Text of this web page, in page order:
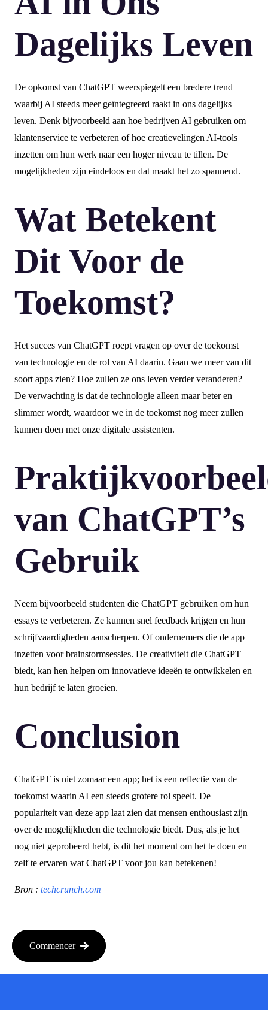
Dagelijks Leven
De opkomst van ChatGPT weerspiegelt een bredere trend
waarbij AI steeds meer geïntegreerd raakt in ons dagelijks
leven. Denk bijvoorbeeld aan hoe bedrijven AI gebruiken om
klantenservice te verbeteren of hoe creatievelingen AI-tools
inzetten om hun werk naar een hoger niveau te tillen. De
mogelijkheden zijn eindeloos en dat maakt het zo spannend.
Wat Betekent
Dit Voor de
Toekomst?
Het succes van ChatGPT roept vragen op over de toekomst
van technologie en de rol van AI daarin. Gaan we meer van dit
soort apps zien? Hoe zullen ze ons leven verder veranderen?
De verwachting is dat de technologie alleen maar beter en
slimmer wordt, waardoor we in de toekomst nog meer zullen
kunnen doen met onze digitale assistenten.
van ChatGPT’s
Gebruik
Neem bijvoorbeeld studenten die ChatGPT gebruiken om hun
essays te verbeteren. Ze kunnen snel feedback krijgen en hun
schrijfvaardigheden aanscherpen. Of ondernemers die de app
inzetten voor brainstormsessies. De creativiteit die ChatGPT
biedt, kan hen helpen om innovatieve ideeën te ontwikkelen en
hun bedrijf te laten groeien.
Conclusion
ChatGPT is niet zomaar een app; het is een reflectie van de
toekomst waarin AI een steeds grotere rol speelt. De
populariteit van deze app laat zien dat mensen enthousiast zijn
over de mogelijkheden die technologie biedt. Dus, als je het
nog niet geprobeerd hebt, is dit het moment om het te doen en
zelf te ervaren wat ChatGPT voor jou kan betekenen!
Bron : techcrunch.com
Commencer